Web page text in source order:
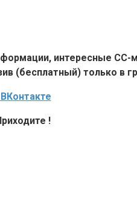
интересные
(бесплатный) только в
!